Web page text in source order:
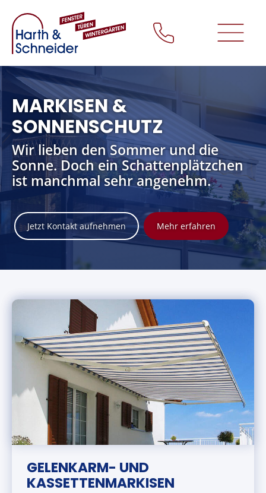
MARKISEN &
SONNENSCHUTZ
Wir lieben den Sommer und die
Sonne. Doch ein Schattenplätzchen
ist manchmal sehr angenehm.
Jetzt Kontakt aufnehmen Mehr erfahren
GELENKARM- UND
KASSETTENMARKISEN
Unternehmen
Kontakt
Impressum
Datenschutz
Startseite
Schließen